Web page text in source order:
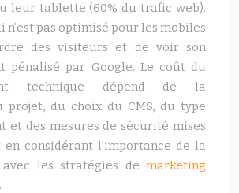
leur tablette (60% du trafic web).
n’est pas optimisé pour les mobiles
des visiteurs et de voir son
pénalisé par Google. Le coût du
technique dépend de la
projet, du choix du CMS, du type
et des mesures de sécurité mises
considérant l’importance de la
les stratégies de marketing